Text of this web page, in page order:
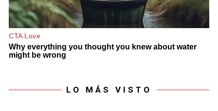
LO MÁS VISTO